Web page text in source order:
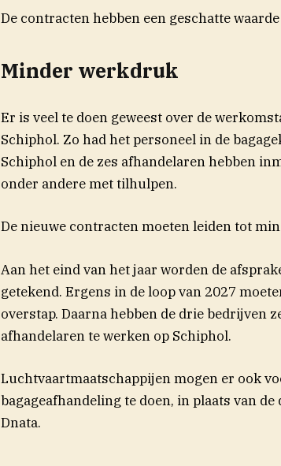
De contracten hebben een geschatte
Minder werkdruk
Er is veel te doen geweest over de
Schiphol. Zo had het personeel in de
Schiphol en de zes afhandelaren hebben
onder andere met tilhulpen.
De nieuwe contracten moeten leiden tot
Aan het eind van het jaar worden de
getekend. Ergens in de loop van 2027
overstap. Daarna hebben de drie bedrijven
afhandelaren te werken op Schiphol.
Luchtvaartmaatschappijen mogen er ook
bagageafhandeling te doen, in plaats van
Dnata.